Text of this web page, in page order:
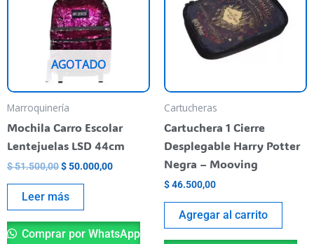
AGOTADO
Marroquinería
Mochila Carro Escolar
Lentejuelas LSD 44cm
$51.500,00$50.000,00
Leer más
Comprar por WhatsApp
Cartucheras
Cartuchera 1 Cierre
Desplegable Harry Potter
Negra – Mooving
$46.500,00
Agregar al carrito